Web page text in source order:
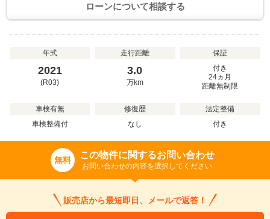
ローンについて相談する
年式
2021
(R03)
走行距離
3.0
万km
保証
付き
24ヵ月
距離無制限
車検有無
車検整備付
修復歴
なし
法定整備
付き
無料 この物件に関するお問い合わせ
お問い合わせの内容を選択してください
販売店から最短即日、メールで返答！